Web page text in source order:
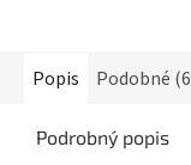
Popis Podobné
Podrobný popis